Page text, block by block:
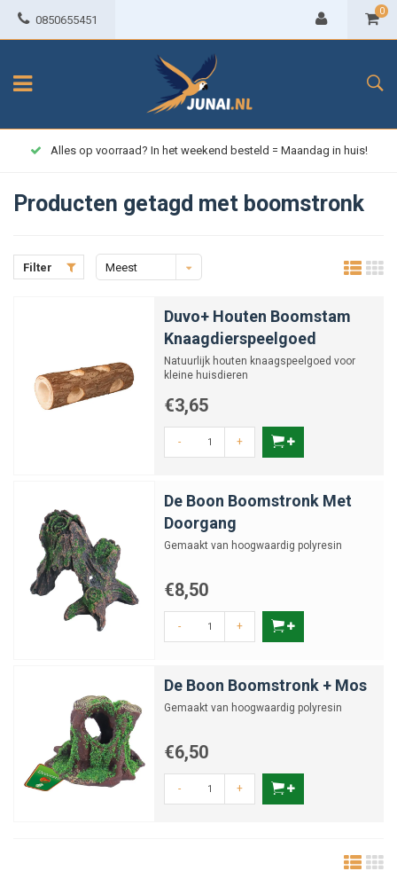
0850655451
0
Alles op voorraad? In het weekend besteld = Maandag in huis!
Producten getagd met boomstronk
Filter
Meest
Duvo+ Houten Boomstam
Knaagdierspeelgoed
Natuurlijk houten knaagspeelgoed voor
kleine huisdieren
€3,65
- +
De Boon Boomstronk Met
Doorgang
Gemaakt van hoogwaardig polyresin
€8,50
- +
De Boon Boomstronk + Mos
Gemaakt van hoogwaardig polyresin
€6,50
- +